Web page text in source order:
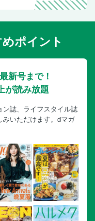
・
ポイント
新号まで！
が読み放題
誌、ライフスタイル誌
みいただけます。dマガ